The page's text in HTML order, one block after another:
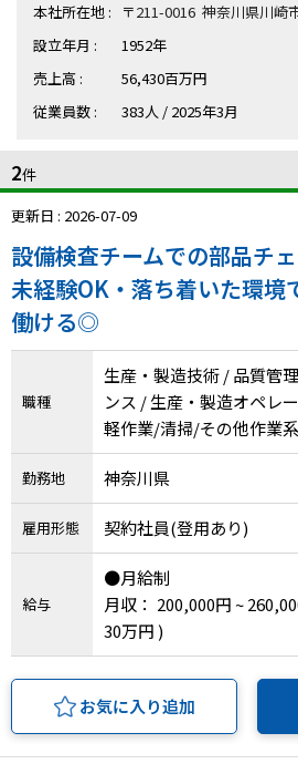
本社所在地 :
〒211-0016 神奈川県川崎
設立年月 :
1952年
売上高 :
56,430百万円
従業員数 :
383人 / 2025年3月
2件
更新日 : 2026-07-09
設備検査チームでの部品チ
未経験OK・落ち着いた環境
働ける◎
職種
生産・製造技術 / 品質管
ンス / 生産・製造オペレ
軽作業/清掃/その他作業
勤務地 神奈川県
雇用形態 契約社員(登用あり)
給与
●月給制
月収： 200,000円 ~
30万円 )
お気に入り追加
障害のある新卒学生専門の就職エージ
求人検索・スカウトサービス
障害者専門の求人検索・スカウトサ
就労移行支援サービス
障害別専門支援の就労移行支援サー
IT・Web制作スキルを身につける就
ソーシャルファームサービス
新しい障害者雇用支援サービス
就労移行支援サービス
就職・転職ノウハウ
お問い合わせ
よくある質問
採用をお考えの企業様はこちら
メニューを閉